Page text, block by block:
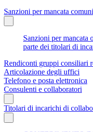
Sanzioni per mancata
Sanzioni per mancata
parte dei titolari di
Rendiconti gruppi consiliari
Articolazione degli uffici
Telefono e posta elettronica
Consulenti e collaboratori
Titolari di incarichi di